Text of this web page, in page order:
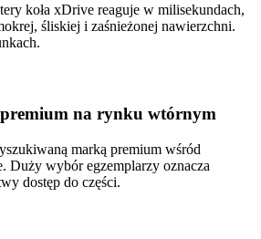
koła xDrive reaguje w milisekundach,
śliskiej i zaśnieżonej nawierzchni.
na rynku wtórnym
marką premium wśród
Duży wybór egzemplarzy oznacza
dostęp do części.